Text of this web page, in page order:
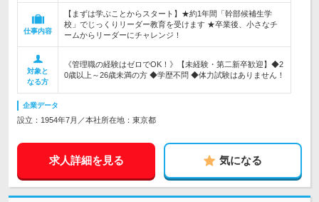
仕事内容
【まずは学ぶことからスタート】★約1年間「幹部候補生学
校」でじっくりリーダー教育を受けます ★卒業後、小さなチ
ームからリーダーにチャレンジ！
対象と
なる方
《管理職の経験はゼロでOK！》【未経験・第二新卒歓迎】◆2
0歳以上～26歳未満の方 ◆学歴不問 ◆体力試験はありません！
企業データ
設立：1954年7月／本社所在地：東京都
求人詳細を見る 気になる